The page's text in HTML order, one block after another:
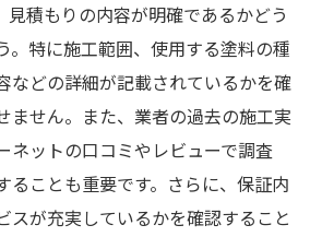
見積もりの内容が明確であるかどう
。特に施工範囲、使用する塗料の種
などの詳細が記載されているかを確
ません。また、業者の過去の施工実
ネットの口コミやレビューで調査
ることも重要です。さらに、保証内
スが充実しているかを確認すること